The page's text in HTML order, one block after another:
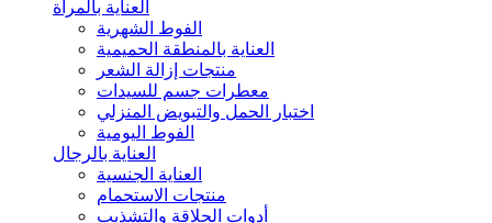
العناية بالمرأة
الفوط الشهرية
العناية بالمنطقة الحميمية
منتجات إزالة الشعر
معطرات جسم للسيدات
اختبار الحمل والتبويض المنزلي
الفوط اليومية
العناية بالرجال
العناية الجنسية
منتجات الاستحمام
أدوات الحلاقة والتشذيب